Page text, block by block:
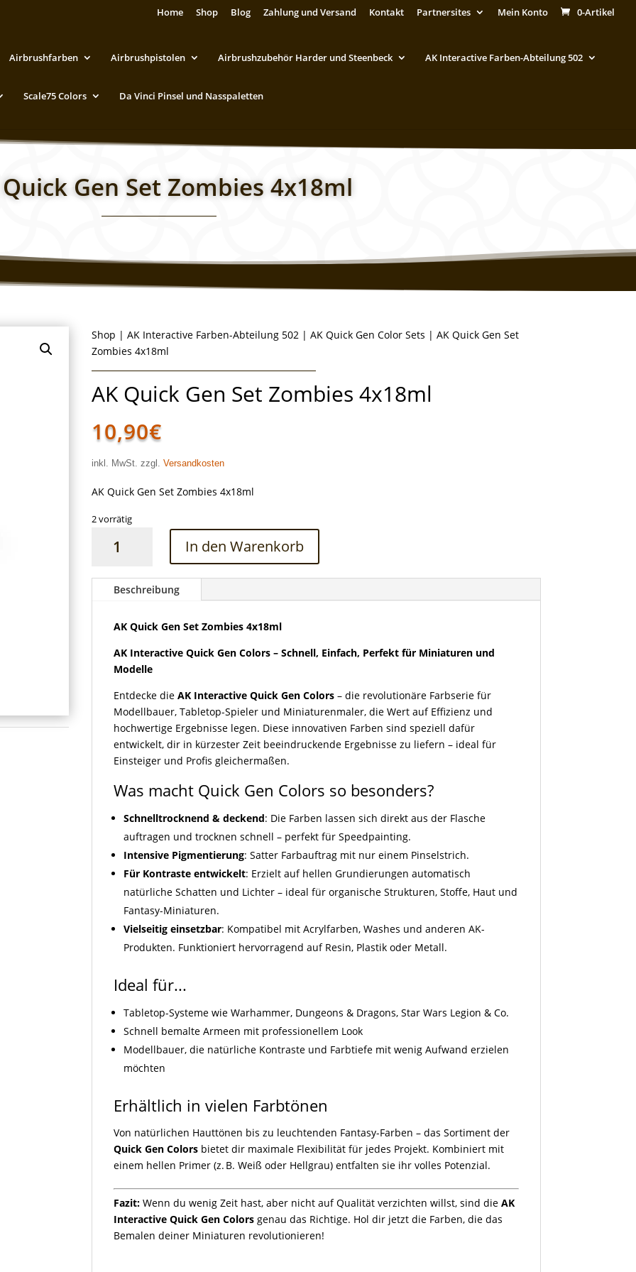
Home Shop Blog Zahlung und Versand Kontakt Partnersites Mein Konto 0-Artikel
Airbrushfarben Airbrushpistolen Airbrushzubehör Harder und Steenbeck AK Interactive Farben-Abteilung 502
Scale75 Colors Da Vinci Pinsel und Nasspaletten
Gen Set Zombies 4x18ml
Shop |AK Interactive Farben-Abteilung 502 |AK Quick Gen Color Sets | AK Quick Gen Set
Zombies 4x18ml
AK Quick Gen Set Zombies 4x18ml
10,90€
inkl. MwSt. zzgl.Versandkosten
AK Quick Gen Set Zombies 4x18ml
2 vorrätig
Quick
Set
Menge
In den Warenkorb
Beschreibung
AK Quick Gen Set Zombies 4x18ml
AK Interactive Quick Gen Colors – Schnell, Einfach, Perfekt für Miniaturen und
Modelle
Entdecke dieAK Interactive Quick Gen Colors – die revolutionäre Farbserie für
Modellbauer, Tabletop-Spieler und Miniaturenmaler, die Wert auf Effizienz und
hochwertige Ergebnisse legen. Diese innovativen Farben sind speziell dafür
entwickelt, dir in kürzester Zeit beeindruckende Ergebnisse zu liefern – ideal für
Einsteiger und Profis gleichermaßen.
Was macht Quick Gen Colors so besonders?
Schnelltrocknend & deckend: Die Farben lassen sich direkt aus der Flasche
auftragen und trocknen schnell – perfekt für Speedpainting.
Intensive Pigmentierung: Satter Farbauftrag mit nur einem Pinselstrich.
Für Kontraste entwickelt: Erzielt auf hellen Grundierungen automatisch
natürliche Schatten und Lichter – ideal für organische Strukturen, Stoffe, Haut und
Fantasy-Miniaturen.
Vielseitig einsetzbar: Kompatibel mit Acrylfarben, Washes und anderen AK-
Produkten. Funktioniert hervorragend auf Resin, Plastik oder Metall.
Ideal für...
Tabletop-Systeme wie Warhammer, Dungeons & Dragons, Star Wars Legion & Co.
Schnell bemalte Armeen mit professionellem Look
Modellbauer, die natürliche Kontraste und Farbtiefe mit wenig Aufwand erzielen
möchten
Erhältlich in vielen Farbtönen
Von natürlichen Hauttönen bis zu leuchtenden Fantasy-Farben – das Sortiment der
Quick Gen Colors bietet dir maximale Flexibilität für jedes Projekt. Kombiniert mit
einem hellen Primer (z. B. Weiß oder Hellgrau) entfalten sie ihr volles Potenzial.
Fazit: Wenn du wenig Zeit hast, aber nicht auf Qualität verzichten willst, sind dieAK
Interactive Quick Gen Colors genau das Richtige. Hol dir jetzt die Farben, die das
Bemalen deiner Miniaturen revolutionieren!